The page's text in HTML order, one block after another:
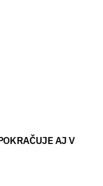
AJ V